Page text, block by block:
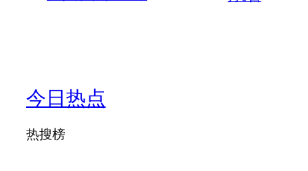
今日热点
热搜榜